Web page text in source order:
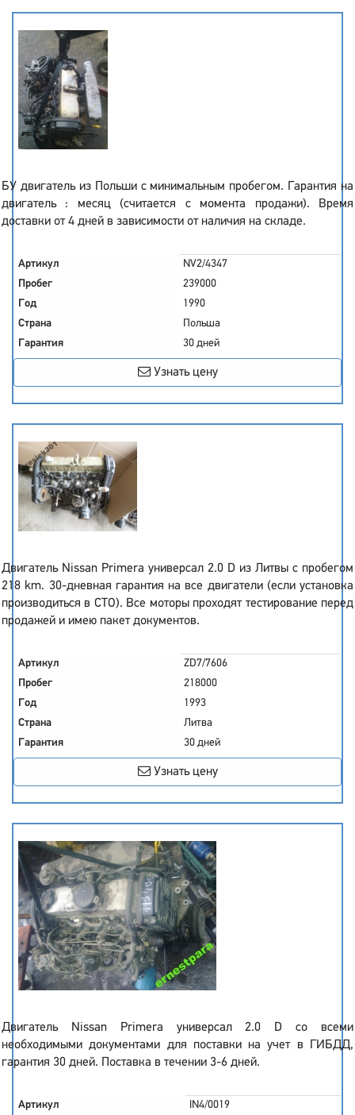
БУ двигатель из Польши с минимальным пробегом. Гарантия на
двигатель : месяц (считается с момента продажи). Время
доставки от 4 дней в зависимости от наличия на складе.
Артикул
NV2/4347
Пробег
239000
Год
1990
Страна
Польша
Гарантия
30 дней
Узнать цену
Двигатель Nissan Primera универсал 2.0 D из Литвы с пробегом
218 km. 30-дневная гарантия на все двигатели (если установка
производиться в СТО). Все моторы проходят тестирование перед
продажей и имею пакет документов.
Артикул
ZD7/7606
Пробег
218000
Год
1993
Страна
Литва
Гарантия
30 дней
Узнать цену
Двигатель Nissan Primera универсал 2.0 D со всеми
необходимыми документами для поставки на учет в ГИБДД,
гарантия 30 дней. Поставка в течении 3-6 дней.
Артикул IN4/0019